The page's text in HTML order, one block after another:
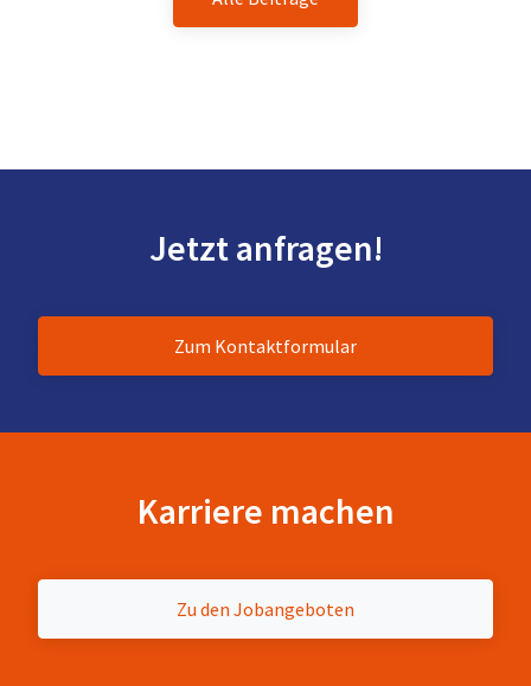
Jetzt anfragen!
Zum Kontaktformular
Karriere machen
Zu den Jobangeboten